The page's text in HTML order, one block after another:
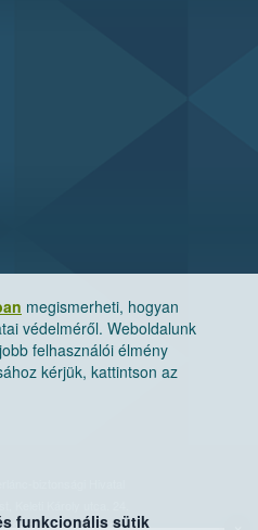
megismerheti, hogyan
védelméről. Weboldalunk
felhasználói élmény
kérjük, kattintson az
funkcionális sütik
biztonsági Hivatal
Budapest. Pf. 30.